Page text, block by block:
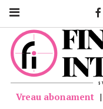
Vreau abonament |